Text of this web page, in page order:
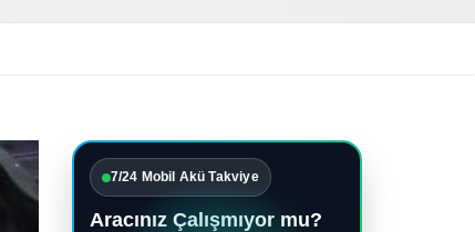
7/24 Mobil Akü Takviye
Aracınız Çalışmıyor mu?